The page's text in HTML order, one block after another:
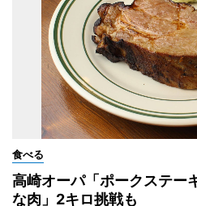
食べる
高崎オーパ「ポークステ
な肉」2キロ挑戦も